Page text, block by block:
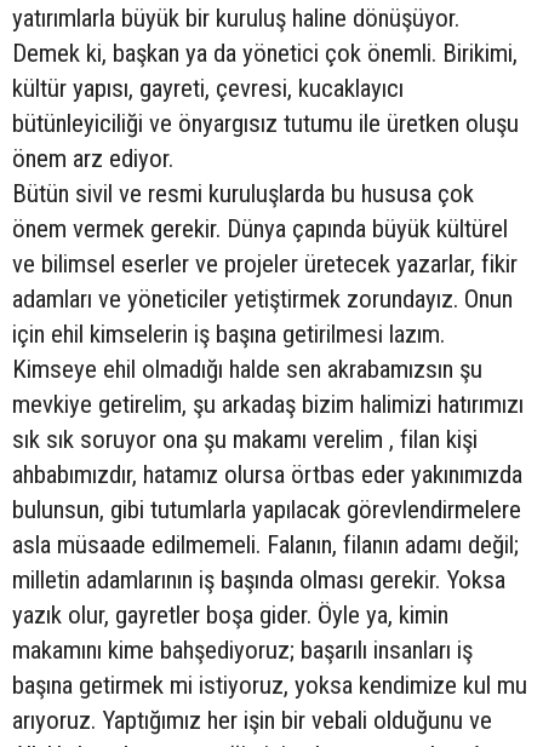
yatırımlarla büyük bir kuruluş haline dönüşüyor.
Demek ki, başkan ya da yönetici çok önemli. Birikimi,
kültür yapısı, gayreti, çevresi, kucaklayıcı
bütünleyiciliği ve önyargısız tutumu ile üretken oluşu
önem arz ediyor.
Bütün sivil ve resmi kuruluşlarda bu hususa çok
önem vermek gerekir. Dünya çapında büyük kültürel
ve bilimsel eserler ve projeler üretecek yazarlar, fikir
adamları ve yöneticiler yetiştirmek zorundayız. Onun
için ehil kimselerin iş başına getirilmesi lazım.
Kimseye ehil olmadığı halde sen akrabamızsın şu
mevkiye getirelim, şu arkadaş bizim halimizi hatırımızı
sık sık soruyor ona şu makamı verelim , filan kişi
ahbabımızdır, hatamız olursa örtbas eder yakınımızda
bulunsun, gibi tutumlarla yapılacak görevlendirmelere
asla müsaade edilmemeli. Falanın, filanın adamı değil;
milletin adamlarının iş başında olması gerekir. Yoksa
yazık olur, gayretler boşa gider. Öyle ya, kimin
makamını kime bahşediyoruz; başarılı insanları iş
başına getirmek mi istiyoruz, yoksa kendimize kul mu
arıyoruz. Yaptığımız her işin bir vebali olduğunu ve